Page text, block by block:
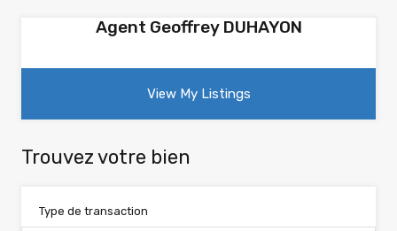
Agent Geoffrey DUHAYON
View My Listings
Trouvez votre bien
Type de transaction